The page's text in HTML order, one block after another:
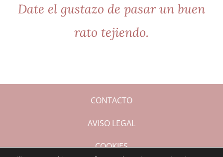
Date el gustazo de pasar un buen
rato tejiendo.
CONTACTO
AVISO LEGAL
COOKIES